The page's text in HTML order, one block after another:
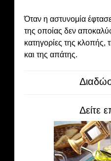
Όταν η αστυνομία
της οποίας δεν
κατηγορίες της κλοπής,
και της απάτης.
Δείτε